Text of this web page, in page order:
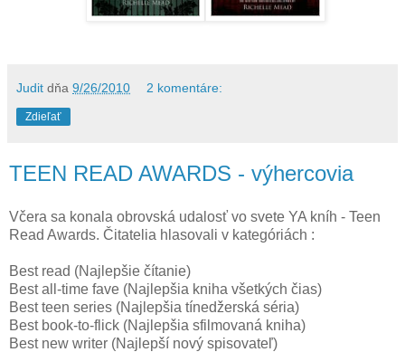
Judit dňa 9/26/2010 2 komentáre:
Zdieľať
TEEN READ AWARDS - výhercovia
Včera sa konala obrovská udalosť vo svete YA kníh - Teen
Read Awards. Čitatelia hlasovali v kategóriách :
Best read (Najlepšie čítanie)
Best all-time fave (Najlepšia kniha všetkých čias)
Best teen series (Najlepšia tínedžerská séria)
Best book-to-flick (Najlepšia sfilmovaná kniha)
Best new writer (Najlepší nový spisovateľ)